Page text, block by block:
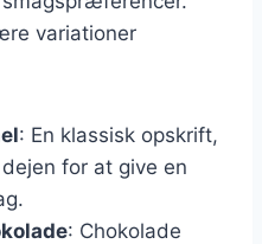
variationer
: En klassisk opskrift,
for at give en
: Chokolade